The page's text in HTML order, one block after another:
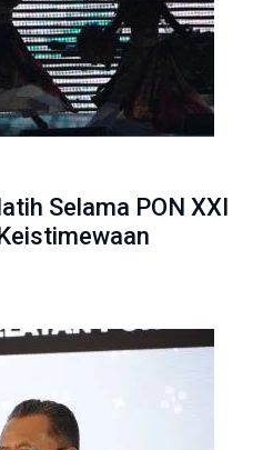
Selama PON XXI